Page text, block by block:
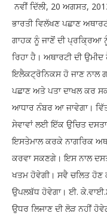
ਨਵੀਂ ਦਿੱਲੀ, 20 ਅਗਸਤ,
ਭਾਰਤੀ ਵਿਲੱਖਣ ਪਛਾਣ
ਗਾਹਕ ਨੂੰ ਜਾਣੋਂ ਦੀ ਪ੍ਰਕ੍ਰਿਆ
ਰਿਹਾ ਹੈ। ਅਥਾਰਟੀ ਦੀ
ਇਲੈਕਟ੍ਰੋਨਿਕਸ ਹੋ ਜਾਣ ਨਾਲ
ਪਛਾਣ ਅਤੇ ਪਤਾ ਦਾਖਲ ਕਰ
ਆਧਾਰ ਨੰਬਰ ਆ ਜਾਵੇਗਾ। ਵਿੱਤ
ਸੇਵਾਵਾਂ ਲਈ ਇੱਕ ਉਚਿਤ
ਇਸਤੇਮਾਲ ਕਰਕੇ ਨਾਗਰਿਕ
ਕਰਵਾ ਸਕਣਗੇ। ਇਸ ਨਾਲ
ਖਤਮ ਹੋਵੇਗੀ। ਸਵੈ ਚਲਿਤ ਹੋਣ
ਉਪਲਬੱਧ ਹੋਵੇਗਾ। ਈ.
ਉਧਰ ਲਿਜਾਣ ਦੀ ਲੋੜ ਨਹੀਂ